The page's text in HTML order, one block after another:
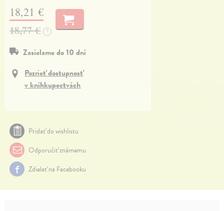
18,21 €
18,77 € ?
Zasielame do 10 dní
Pozrieť dostupnosť
v kníhkupectvách
Pridať do wishlistu
Odporučiť známemu
Zdielať na Facebooku